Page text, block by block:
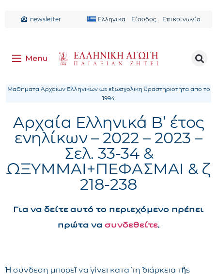
newsletter Ελληνικα Είσοδος Επικοινωνία
Μαθήματα Αρχαίων Ελληνικών ως εξωσχολική δραστηριότητα από το
1994
Αρχαία Ελληνικά B’ έτος
ενηλίκων – 2022 – 2023 –
Σελ. 33-34 &
ΩΞΥΜΜΑΙ+ΠΕΦΑΣΜΑΙ & ζ
218-238
Για να δείτε αυτό το περιεχόμενο πρέπει
πρώτα να συνδεθείτε.
Ἡ σύνδεση μπορεῖ νὰ γίνει κατὰ τὴ διάρκεια τῆς